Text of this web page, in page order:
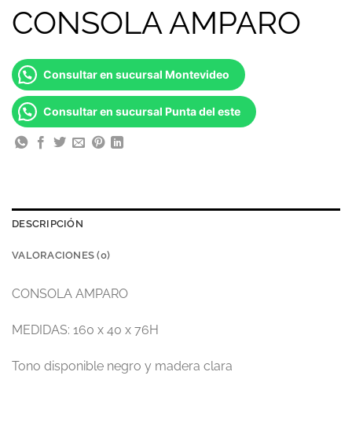
CONSOLA AMPARO
Consultar en sucursal Montevideo
Consultar en sucursal Punta del este
DESCRIPCIÓN
VALORACIONES (0)
CONSOLA AMPARO
MEDIDAS: 160 x 40 x 76H
Tono disponible negro y madera clara